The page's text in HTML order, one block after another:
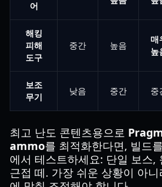
어
해킹
피해
도구
중간 높음
매
높
보조
무기
낮음 중간 중
최고 난도 콘텐츠용으로
ammo를 최적화한다면, 빌드
에서 테스트하세요: 단일 보스,
근접 떼. 가장 쉬운 상황이 아